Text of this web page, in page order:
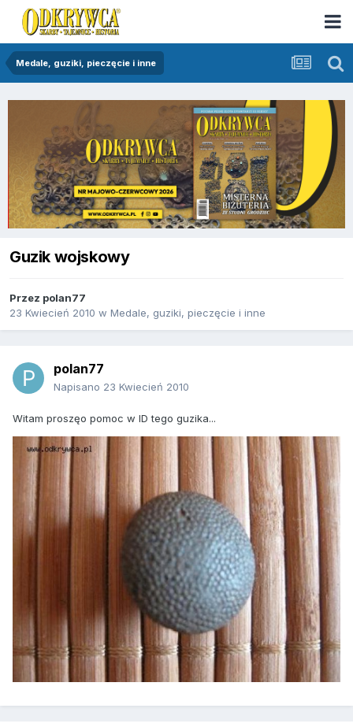
Medale, guziki, pieczęcie i inne
Guzik wojskowy
Przez polan77
23 Kwiecień 2010 w Medale, guziki, pieczęcie i inne
polan77
Napisano 23 Kwiecień 2010
Witam proszęo pomoc w ID tego guzika...